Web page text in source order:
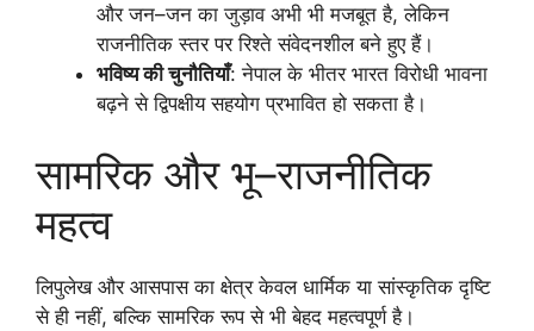
और जन–जन का जुड़ाव अभी भी मजबूत है, लेकिन
राजनीतिक स्तर पर रिश्ते संवेदनशील बने हुए हैं।
भविष्य की चुनौतियाँ: नेपाल के भीतर भारत विरोधी भावना
बढ़ने से द्विपक्षीय सहयोग प्रभावित हो सकता है।
सामरिक और भू–राजनीतिक
महत्व
लिपुलेख और आसपास का क्षेत्र केवल धार्मिक या सांस्कृतिक दृष्टि
से ही नहीं, बल्कि सामरिक रूप से भी बेहद महत्वपूर्ण है।